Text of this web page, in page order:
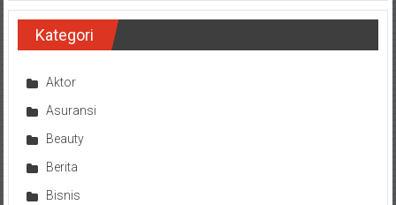
Kategori
Aktor
Asuransi
Beauty
Berita
Bisnis